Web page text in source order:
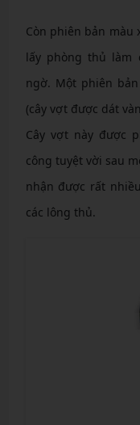
Còn phiên bản
lấy phòng thủ làm
ngờ. Một phiên
(cây vợt được dát
Cây vợt này được
công tuyệt vời sau
nhận được rất
các lông thủ.